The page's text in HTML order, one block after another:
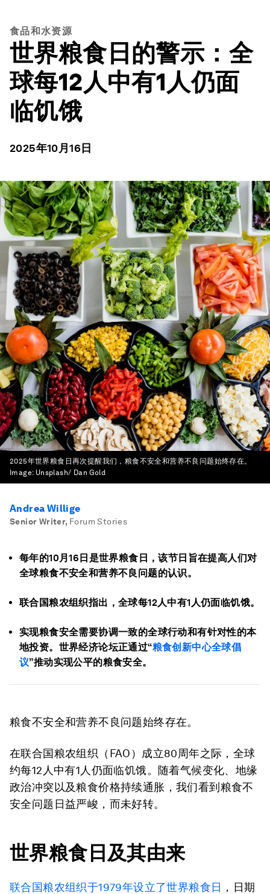
食品和水资源
世界粮食日的警示：全
球每12人中有1人仍面
临饥饿
2025年10月16日
2025年世界粮食日再次提醒我们，粮食不安全和营养不良问题始终存在。
Image: Unsplash/ Dan Gold
Andrea Willige
Senior Writer, Forum Stories
每年的10月16日是世界粮食日，该节日旨在提高人们对
全球粮食不安全和营养不良问题的认识。
联合国粮农组织指出，全球每12人中有1人仍面临饥饿。
实现粮食安全需要协调一致的全球行动和有针对性的本
地投资。世界经济论坛正通过“粮食创新中心全球倡
议”推动实现公平的粮食安全。
粮食不安全和营养不良问题始终存在。
在联合国粮农组织（FAO）成立80周年之际，全球
约每12人中有1人仍面临饥饿。随着气候变化、地缘
政治冲突以及粮食价格持续通胀，我们看到粮食不
安全问题日益严峻，而未好转。
世界粮食日及其由来
联合国粮农组织于1979年设立了世界粮食日 ，日期